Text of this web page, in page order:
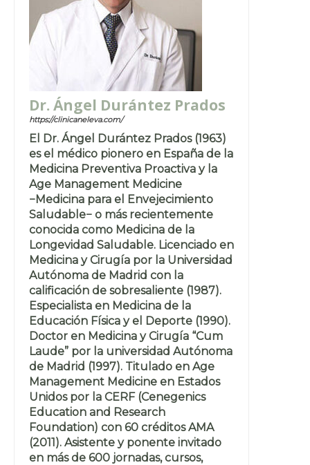
Dr. Ángel Durántez Prados
https://clinicaneleva.com/
El Dr. Ángel Durántez Prados (1963)
es el médico pionero en España de la
Medicina Preventiva Proactiva y la
Age Management Medicine
−Medicina para el Envejecimiento
Saludable− o más recientemente
conocida como Medicina de la
Longevidad Saludable. Licenciado en
Medicina y Cirugía por la Universidad
Autónoma de Madrid con la
calificación de sobresaliente (1987).
Especialista en Medicina de la
Educación Física y el Deporte (1990).
Doctor en Medicina y Cirugía “Cum
Laude” por la universidad Autónoma
de Madrid (1997). Titulado en Age
Management Medicine en Estados
Unidos por la CERF (Cenegenics
Education and Research
Foundation) con 60 créditos AMA
(2011). Asistente y ponente invitado
en más de 600 jornadas, cursos,